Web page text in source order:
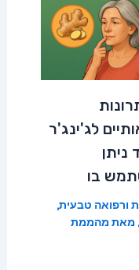
יתרונות
לג'ינג'ר
ניתן
בו
ורפואה טבעית,
מאת מהממת